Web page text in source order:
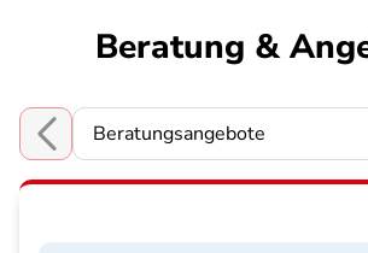
Beratung &
Choose a section